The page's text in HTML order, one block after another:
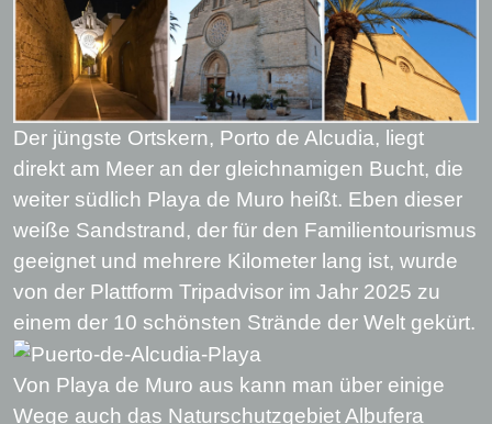
Der jüngste Ortskern, Porto de Alcudia, liegt
direkt am Meer an der gleichnamigen Bucht, die
weiter südlich Playa de Muro heißt. Eben dieser
weiße Sandstrand, der für den Familientourismus
geeignet und mehrere Kilometer lang ist, wurde
von der Plattform Tripadvisor im Jahr 2025 zu
einem der 10 schönsten Strände der Welt gekürt.
Von Playa de Muro aus kann man über einige
Wege auch das Naturschutzgebiet Albufera